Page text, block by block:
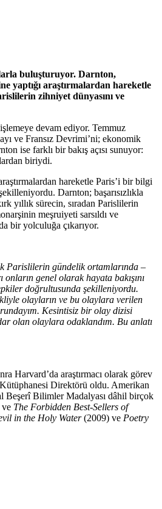
buluşturuyor. Darnton,
yaptığı araştırmalardan hareketle
zihniyet dünyasını ve
devam ediyor. Temmuz
ve Fransız Devrimi’ni; ekonomik
ise farklı bir bakış açısı sunuyor:
biriydi.
hareketle Paris’i bir bilgi
Darnton; başarısızlıkla
yıllık sürecin, sıradan Parislilerin
meşruiyeti sarsıldı ve
bir yolculuğa çıkarıyor.
Parislilerin gündelik ortamlarında –
genel olarak hayata bakışını
doğrultusunda şekilleniyordu.
olayla­rın ve bu olaylara verilen
Kesintisiz bir olay dizisi
olan olaylara odaklandım. Bu anlatı
Harvard’da araştırmacı olarak görev
Direktörü oldu. Amerikan
Beşerî Bilimler Madalyası dâhil birçok
The Forbidden Best-Sellers of
in the Holy Water(2009) ve Poetry